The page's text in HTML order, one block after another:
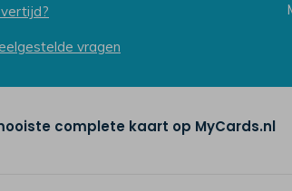
vragen
complete kaart op MyCards.nl